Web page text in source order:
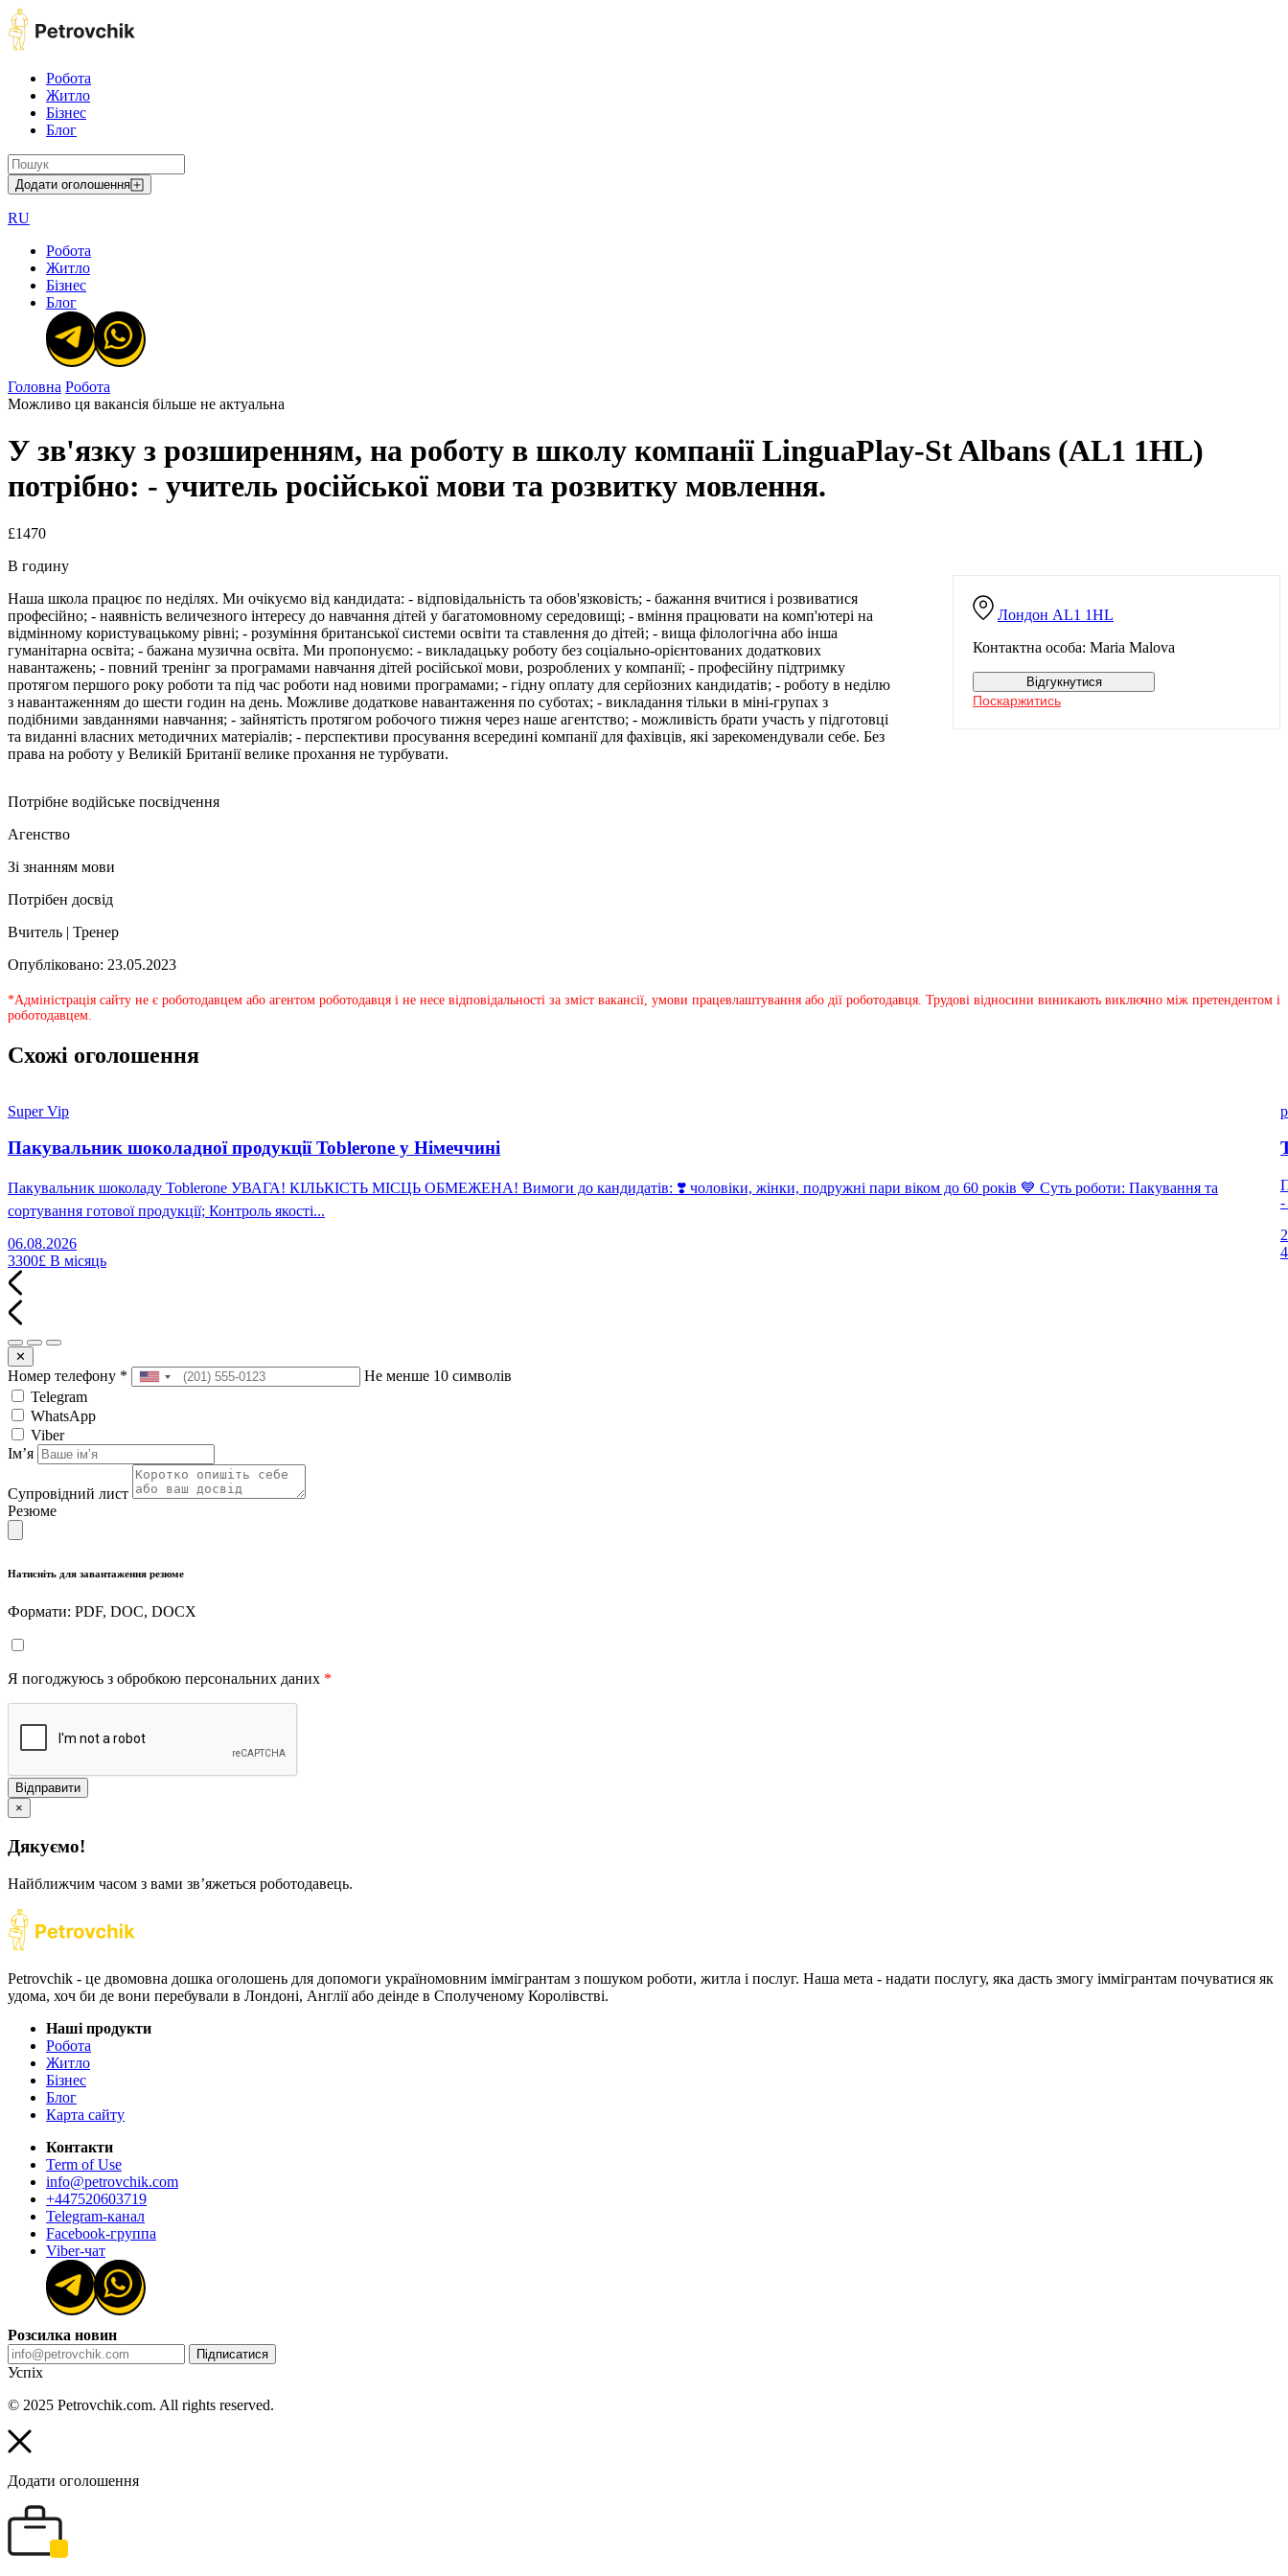
Робота
Житло
Бізнес
Блог
Додати оголошення
RU
Робота
Житло
Бізнес
Блог
Головна Робота
Можливо ця вакансія більше не актуальна
У зв'язку з розширенням, на роботу в школу компанії LinguaPlay-St Albans (AL1 1HL)
потрібно: - учитель російської мови та розвитку мовлення.
£1470
В годину
Лондон AL1 1HL
Контактна особа: Maria Malova
Відгукнутися
Поскаржитись
Наша школа працює по неділях. Ми очікуємо від кандидата: - відповідальність та обов'язковість; - бажання вчитися і розвиватися
професійно; - наявність величезного інтересу до навчання дітей у багатомовному середовищі; - вміння працювати на комп'ютері на
відмінному користувацькому рівні; - розуміння британської системи освіти та ставлення до дітей; - вища філологічна або інша
гуманітарна освіта; - бажана музична освіта. Ми пропонуємо: - викладацьку роботу без соціально-орієнтованих додаткових
навантажень; - повний тренінг за програмами навчання дітей російської мови, розроблених у компанії; - професійну підтримку
протягом першого року роботи та під час роботи над новими програмами; - гідну оплату для серйозних кандидатів; - роботу в неділю
з навантаженням до шести годин на день. Можливе додаткове навантаження по суботах; - викладання тільки в міні-групах з
подібними завданнями навчання; - зайнятість протягом робочого тижня через наше агентство; - можливість брати участь у підготовці
та виданні власних методичних матеріалів; - перспективи просування всередині компанії для фахівців, які зарекомендували себе. Без
права на роботу у Великій Британії велике прохання не турбувати.
Потрібне водійське посвідчення
Агенство
Зі знанням мови
Потрібен досвід
Вчитель | Тренер
Опубліковано: 23.05.2023
*Адміністрація сайту не є роботодавцем або агентом роботодавця і не несе відповідальності за зміст вакансії, умови працевлаштування або дії роботодавця. Трудові відносини виникають виключно між претендентом і
роботодавцем.
Схожі оголошення
Super Vip
Пакувальник шоколадної продукції Toblerone у Німеччині
Пакувальник шоколаду Toblerone УВАГА! КІЛЬКІСТЬ МІСЦЬ ОБМЕЖЕНА! Вимоги до кандидатів: ❣️ чоловіки, жінки, подружні пари віком до 60 років 💙 Суть роботи: Пакування та
сортування готової продукції; Контроль якості...
06.08.2026
3300£ В місяць
-
✕
Номер телефону *
Не менше 10 символів
Telegram
WhatsApp
Viber
Імʼя
Супровідний лист
Резюме
Натисніть для завантаження резюме
Формати: PDF, DOC, DOCX
Я погоджуюсь з обробкою персональних даних *
Відправити
×
Дякуємо!
Найближчим часом з вами звʼяжеться роботодавець.
Petrovchik - це двомовна дошка оголошень для допомоги україномовним іммігрантам з пошуком роботи, житла і послуг. Наша мета - надати послугу, яка дасть змогу іммігрантам почуватися як
удома, хоч би де вони перебували в Лондоні, Англії або деінде в Сполученому Королівстві.
Наші продукти
Робота
Житло
Бізнес
Блог
Карта сайту
Контакти
Term of Use
info@petrovchik.com
+447520603719
Telegram-канал
Facebook-группа
Viber-чат
Розсилка новин
Підписатися
Успіх
© 2025 Petrovchik.com. All rights reserved.
Додати оголошення